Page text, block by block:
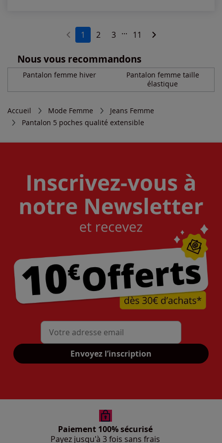
1 2 3 ... 11
Nous vous recommandons
Pantalon femme hiver
Pantalon femme taille
élastique
Accueil Mode Femme
Jeans Femme
Pantalon 5 poches qualité extensible
Mon adresse mail
Envoyez l’inscription
Paiement 100% sécurisé
Payez jusqu'à 3 fois sans frais